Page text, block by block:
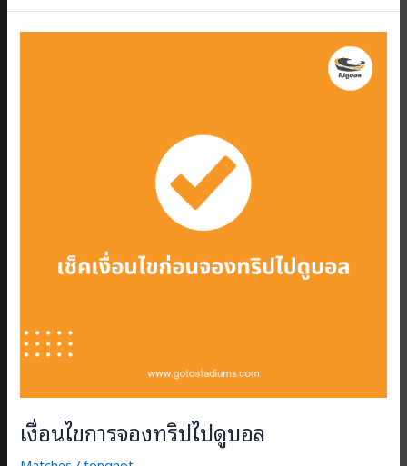
บอล
อังกฤษ
เงื่อนไขการจองทริปไปดูบอล